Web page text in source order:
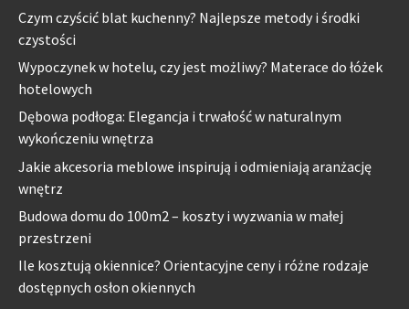
Czym czyścić blat kuchenny? Najlepsze metody i środki
czystości
Wypoczynek w hotelu, czy jest możliwy? Materace do łóżek
hotelowych
Dębowa podłoga: Elegancja i trwałość w naturalnym
wykończeniu wnętrza
Jakie akcesoria meblowe inspirują i odmieniają aranżację
wnętrz
Budowa domu do 100m2 – koszty i wyzwania w małej
przestrzeni
Ile kosztują okiennice? Orientacyjne ceny i różne rodzaje
dostępnych osłon okiennych